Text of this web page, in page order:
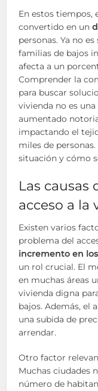
En estos tiempos,
convertido en un
personas. Ya no
familias de bajos
afecta a un
Comprender la
para buscar
vivienda no es
aumentado
impactando el
miles de
situación y cómo
Las causas
acceso a la
Existen varios
problema del
incremento en
un rol crucial. El
en muchas áreas
vivienda digna
bajos. Además, el
una subida de
arrendar.
Otro factor
Muchas ciudades
número de